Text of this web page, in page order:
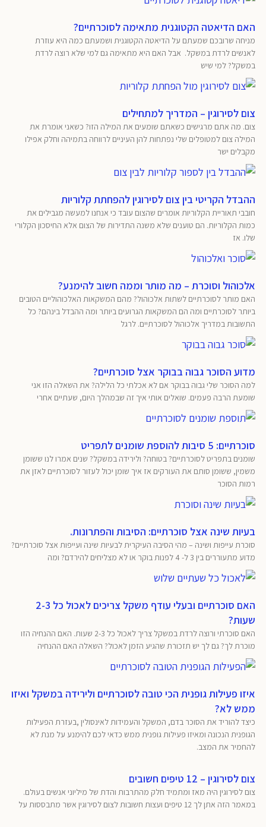
האם הדיאטה הקטוגנית מתאימה לסוכרתיים?
מניחה שרובכם שמעתם על הדיאטה הקטוגנית ושמעתם כמה היא עוזרת
לאנשים לרדת במשקל. אבל האם היא מתאימה גם למי שלא רוצה לרדת
במשקל? למי שיש
צום לסירוגין – המדריך למתחילים
צום. מה אתם מרגישים כשאתם שומעים את המילה הזו? כשאני אומרת את
המילה צום למטופלים שלי נפתחות להן העיניים לרווחה בתמיהה וחלק אפילו
מקבלים ישר
ההבדל הקריטי בין צום לסירוגין להפחתת קלוריות
חובבי תאוריית הקלוריות אומרים שהצום עובד כי אנחנו למעשה מגבילים את
כמות הקלוריות. הם טוענים שלא משנה התדירות של הצום אלא החיסכון הקלורי
שלו. אז
אלכוהול וסוכרת – מה מותר וממה חשוב להימנע?
האם מותר לסוכרתיים לשתות אלכוהול? מהם המשקאות האלכוהוליים הטובים
ביותר לסוכרתיים ומה הם המשקאות הגרועים ביותר ומה ההבדל בינהם? כל
התשובות במדריך אלכוהול לסוכרתיים. לרגל
מדוע הסוכר גבוה בבוקר אצל סוכרתיים?
למה הסוכר שלי גבוה בבוקר אם לא אכלתי כל הלילה? את השאלה הזו אני
שומעת הרבה פעמים. שואלים אותי איך זה שבמהלך היום, שעתיים אחרי
סוכרתיים: 5 סיבות להוספת שומנים לתפריט
שומנים בתפריט לסוכרתיים? בטוחה? ולירידה במשקל? שנים אמרו לנו ששומן
משמין, ששומן סותם את העורקים אז איך שומן יכול לעזור לסוכרתיים לאזן את
רמות הסוכר
בעיות שינה אצל סוכרתיים: הסיבות והפתרונות.
סוכרת עייפות ושינה – מהי הסיבה העיקרית לבעיות שינה ועייפות אצל סוכרתיים?
מדוע מתעוררים בין 3 ל- 4 לפנות בוקר או לא מצליחים להירדם? ומה
האם סוכרתיים ובעלי עודף משקל צריכים לאכול כל 2-3
שעות?
האם סוכרתי ורוצה לרדת במשקל צריך לאכול כל 2-3 שעות. האם ההנחיה הזו
מוכרת לך? גם לך יש תזכורת שהגיע הזמן לאכול? השאלה האם ההנחיה
איזו פעילות גופנית הכי טובה לסוכרתיים ולירידה במשקל ואיזו
ממש לא?
כיצד להוריד את הסוכר בדם, המשקל והעמידות לאינסולין ,בעזרת הפעילות
הגופנית הנכונה ומאיזו פעילות גופנית ממש כדאי לכם להימנע על מנת לא
להחמיר את המצב.
צום לסירוגין – 12 טיפים חשובים
צום לסירוגין היה מאז ומתמיד חלק מהתרבות והדת של מיליוני אנשים בעולם.
במאמר הזה אתן לך 12 טיפים ועצות חשובות לצום לסירוגין אשר מתבססות על